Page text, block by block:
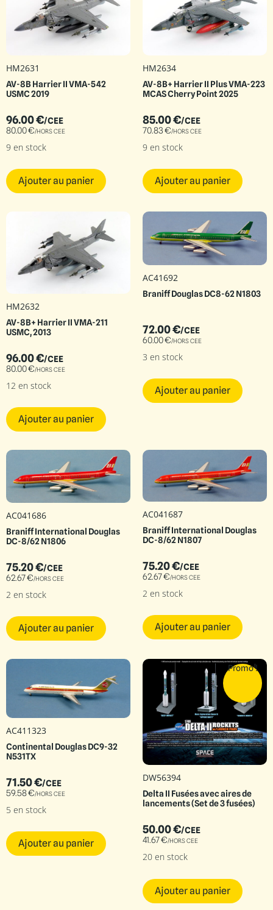
HM2631
AV-8B Harrier II VMA-542
USMC 2019
96.00€/CEE
80.00€/HORS CEE
9 en stock
Ajouter au panier
HM2634
AV-8B+ Harrier II Plus VMA-223
MCAS Cherry Point 2025
85.00€/CEE
70.83€/HORS CEE
9 en stock
Ajouter au panier
HM2632
AV-8B+ Harrier II VMA-211
USMC, 2013
96.00€/CEE
80.00€/HORS CEE
12 en stock
Ajouter au panier
AC41692
Braniff Douglas DC8-62 N1803
72.00€/CEE
60.00€/HORS CEE
3 en stock
Ajouter au panier
AC041686
Braniff International Douglas
DC-8/62 N1806
75.20€/CEE
62.67€/HORS CEE
2 en stock
Ajouter au panier
AC041687
Braniff International Douglas
DC-8/62 N1807
75.20€/CEE
62.67€/HORS CEE
2 en stock
Ajouter au panier
AC411323
Continental Douglas DC9-32
N531TX
71.50€/CEE
59.58€/HORS CEE
5 en stock
Ajouter au panier
Promo !
DW56394
Delta II Fusées avec aires de
lancements (Set de 3 fusées)
50.00€/CEE
41.67€/HORS CEE
20 en stock
Ajouter au panier